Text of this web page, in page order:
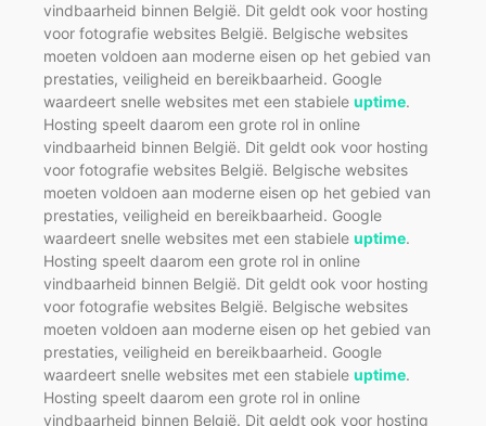
vindbaarheid binnen België. Dit geldt ook voor hosting
voor fotografie websites België. Belgische websites
moeten voldoen aan moderne eisen op het gebied van
prestaties, veiligheid en bereikbaarheid. Google
waardeert snelle websites met een stabiele uptime.
Hosting speelt daarom een grote rol in online
vindbaarheid binnen België. Dit geldt ook voor hosting
voor fotografie websites België. Belgische websites
moeten voldoen aan moderne eisen op het gebied van
prestaties, veiligheid en bereikbaarheid. Google
waardeert snelle websites met een stabiele uptime.
Hosting speelt daarom een grote rol in online
vindbaarheid binnen België. Dit geldt ook voor hosting
voor fotografie websites België. Belgische websites
moeten voldoen aan moderne eisen op het gebied van
prestaties, veiligheid en bereikbaarheid. Google
waardeert snelle websites met een stabiele uptime.
Hosting speelt daarom een grote rol in online
vindbaarheid binnen België. Dit geldt ook voor hosting